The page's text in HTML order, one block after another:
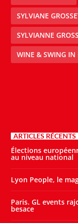
SYLVIANE
SYLVIANNE
WINE & SWING IN
ARTICLES RÉCENTS
Élections
au niveau national
Lyon People, le
Paris. GL events
besace